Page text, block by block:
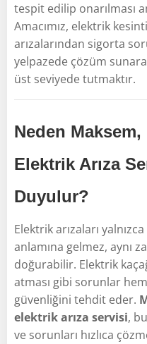
tespit edilip onarılması
Amacımız, elektrik
arızalarından sigorta
yelpazede çözüm
üst seviyede tutmaktır.
Neden
Elektrik Arıza
Duyulur?
Elektrik arızaları
anlamına gelmez, aynı
doğurabilir. Elektrik
atması gibi sorunlar
güvenliğini tehdit eder.
elektrik arıza servisi,
ve sorunları hızlıca